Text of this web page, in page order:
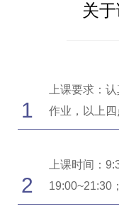
关
1
上课要求：
作业，以上
2
上课时间：
19:00~21:30